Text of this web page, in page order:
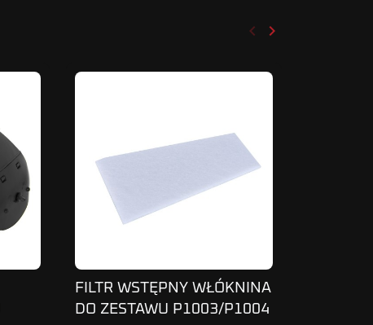
Poprzedni
keyboard_arrow_left Następny
keyboard_arrow_right
FILTR WSTĘPNY WŁÓKNINA
DO ZESTAWU P1003/P1004